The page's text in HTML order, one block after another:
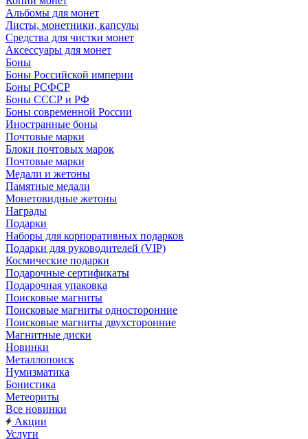
Альбомы для монет
Листы, монетники, капсулы
Средства для чистки монет
Аксессуары для монет
Боны
Боны Российской империи
Боны РСФСР
Боны СССР и РФ
Боны современной России
Иностранные боны
Почтовые марки
Блоки почтовых марок
Почтовые марки
Медали и жетоны
Памятные медали
Монетовидные жетоны
Награды
Подарки
Наборы для корпоративных подарков
Подарки для руководителей (VIP)
Космические подарки
Подарочные сертификаты
Подарочная упаковка
Поисковые магниты
Поисковые магниты односторонние
Поисковые магниты двухсторонние
Магнитные диски
Новинки
Металлопоиск
Нумизматика
Бонистика
Метеориты
Все новинки
Акции
Услуги